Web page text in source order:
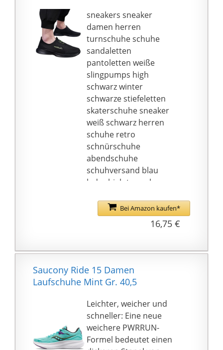
sneakers sneaker
damen herren
turnschuhe schuhe
sandaletten
pantoletten weiße
slingpumps high
schwarz winter
schwarze stiefeletten
skaterschuhe sneaker
weiß schwarz herren
schuhe retro
schnürschuhe
abendschuhe
schuhversand blau
leder high top schwarze
sommer socken
freizeitschuhe
sportschuhe art schuhe
sneakers
sommerschuhe
halbschuhe
sommerschuhe damen
sommerschuhe damen
mit absatz
sommerschuhe damen
elegant sommerschuhe
Bei Amazon kaufen*
16,75 €
Saucony Ride 15 Damen
Laufschuhe Mint Gr. 40,5
Leichter, weicher und
schneller: Eine neue
weichere PWRRUN-
Formel bedeutet einen